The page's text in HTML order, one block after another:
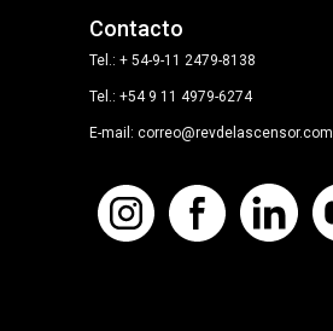
Contacto
Tel.: + 54-9-11 2479-8138
Tel.: +54 9 11 4979-6274
E-mail: correo@revdelascensor.com